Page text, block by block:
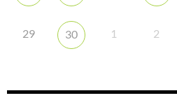
29 30 1 2